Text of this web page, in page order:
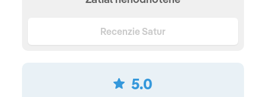
Check-in: od 14:00 hod.
Recenzie Satur
5.0